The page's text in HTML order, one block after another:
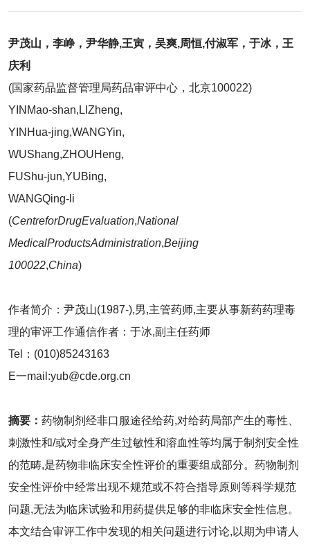
尹茂山 ， 李峥， 尹华静,王寅 ， 吴爽,周恒,付淑军 ， 于冰， 王
庆利
(国家药品监督管理局药品审评中心，北京100022)
YINMao-shan,LIZheng,
YINHua-jing,WANGYin,
WUShang,ZHOUHeng,
FUShu-jun,YUBing,
WANGQing-li
(CentreforDrugEvaluation,National
MedicalProductsAdministration,Beijing
100022,China)
作者简介：尹茂山(1987-),男,主管药师,主要从事新药药理毒
理的审评工作通信作者：于冰,副主任药师
Tel：(010)85243163
E一mail:yub@cde.org.cn
摘要： 药物制剂经非口服途径给药,对给药局部产生的毒性、
刺激性和/或对全身产生过敏性和溶血性等均属于制剂安全性
的范畴,是药物非临床安全性评价的重要组成部分。药物制剂
安全性评价中经常出现不规范或不符合指导原则等科学规范
问题,无法为临床试验和用药提供足够的非临床安全性信息。
本文结合审评工作中发现的相关问题进行讨论,以期为申请人